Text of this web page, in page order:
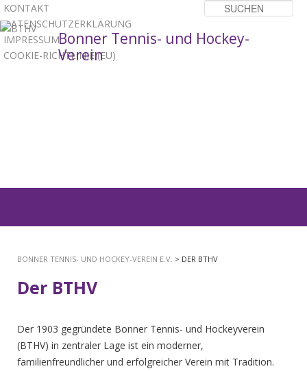
KONTAKT
DATENSCHUTZERKLÄRUNG
IMPRESSUM
COOKIE-RICHTLINIE (EU)
Bonner Tennis- und Hockey-
Verein
1 2 3
INHALT
SPRINGEN
BONNER TENNIS- UND HOCKEY-VEREIN E.V. > DER BTHV
Der BTHV
Der 1903 gegründete Bonner Tennis- und Hockeyverein
(BTHV) in zentraler Lage ist ein moderner,
familienfreundlicher und erfolgreicher Verein mit Tradition.